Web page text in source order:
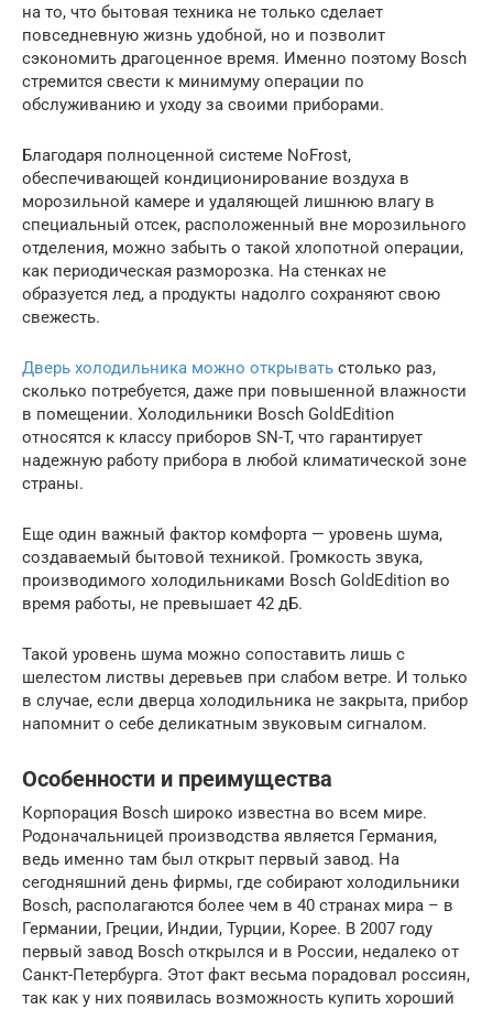
на то, что бытовая техника не только сделает
повседневную жизнь удобной, но и позволит
сэкономить драгоценное время. Именно поэтому Bosch
стремится свести к минимуму операции по
обслуживанию и уходу за своими приборами.
Благодаря полноценной системе NoFrost,
обеспечивающей кондиционирование воздуха в
морозильной камере и удаляющей лишнюю влагу в
специальный отсек, расположенный вне морозильного
отделения, можно забыть о такой хлопотной операции,
как периодическая разморозка. На стенках не
образуется лед, а продукты надолго сохраняют свою
свежесть.
Дверь холодильника можно открывать столько раз,
сколько потребуется, даже при повышенной влажности
в помещении. Холодильники Bosch GoldEdition
относятся к классу приборов SN-T, что гарантирует
надежную работу прибора в любой климатической зоне
страны.
Еще один важный фактор комфорта — уровень шума,
создаваемый бытовой техникой. Громкость звука,
производимого холодильниками Bosch GoldEdition во
время работы, не превышает 42 дБ.
Такой уровень шума можно сопоставить лишь с
шелестом листвы деревьев при слабом ветре. И только
в случае, если дверца холодильника не закрыта, прибор
напомнит о себе деликатным звуковым сигналом.
Особенности и преимущества
Корпорация Bosch широко известна во всем мире.
Родоначальницей производства является Германия,
ведь именно там был открыт первый завод. На
сегодняшний день фирмы, где собирают холодильники
Bosch, располагаются более чем в 40 странах мира – в
Германии, Греции, Индии, Турции, Корее. В 2007 году
первый завод Bosch открылся и в России, недалеко от
Санкт-Петербурга. Этот факт весьма порадовал россиян,
так как у них появилась возможность купить хороший